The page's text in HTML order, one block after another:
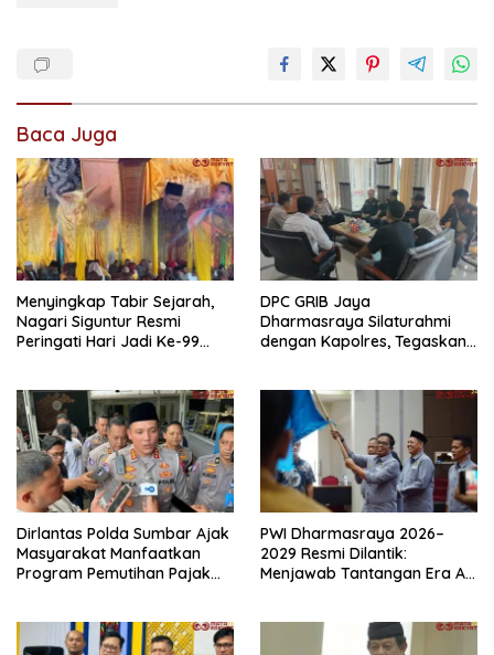
Baca Juga
Menyingkap Tabir Sejarah,
Nagari Siguntur Resmi
Peringati Hari Jadi Ke-99
DPC GRIB Jaya
Dharmasraya Silaturahmi
dengan Kapolres, Tegaskan
Dirlantas Polda Sumbar Ajak
Masyarakat Manfaatkan
Program Pemutihan Pajak
PWI Dharmasraya 2026–
2029 Resmi Dilantik:
Menjawab Tantangan Era AI